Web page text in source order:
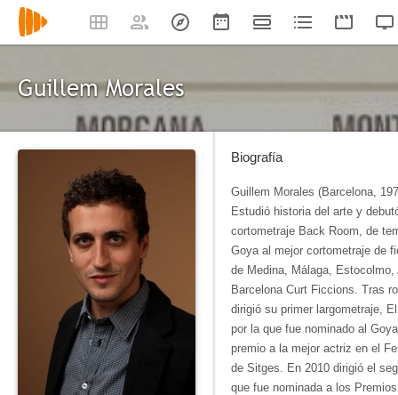
Guillem Morales
Biografía
Guillem Morales (Barcelona,
Estudió historia del arte y
cortometraje Back Room, de
Goya al mejor cortometraje de
de Medina, Málaga,
Barcelona Curt Ficcions. Tras
dirigió su primer largometraje,
por la que fue nominado al
premio a la mejor actriz en el
de Sitges. En 2010 dirigió el
que fue nominada a los